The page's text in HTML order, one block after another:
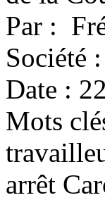
Par :
Société
Date :
Mots
arrêt